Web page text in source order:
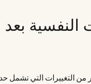
بعد
من التغييرات التي تشمل